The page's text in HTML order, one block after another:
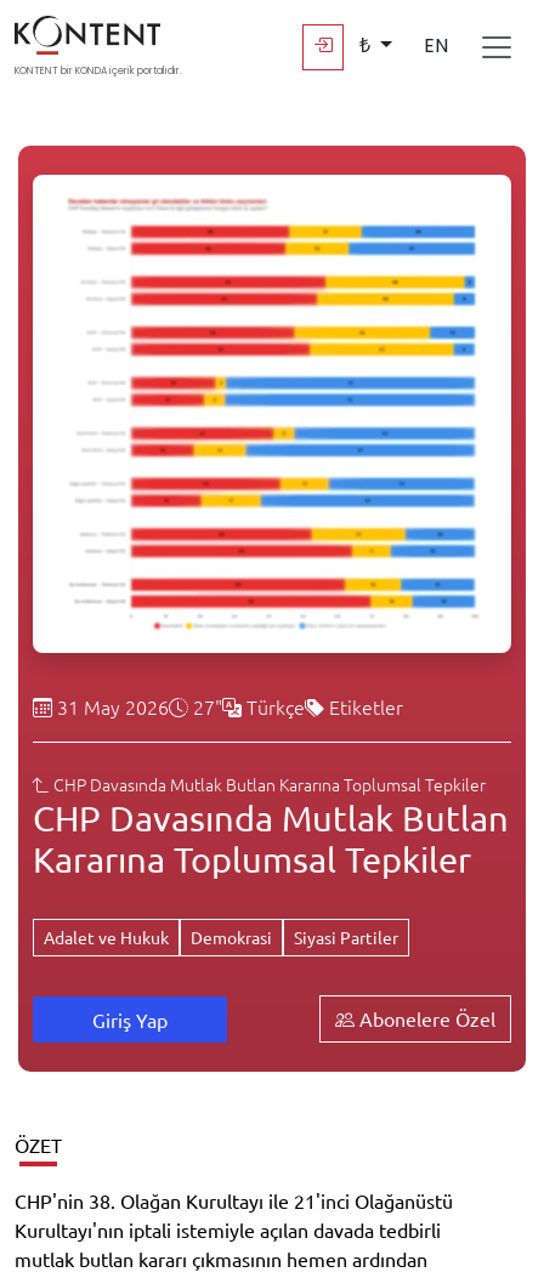
KONTENT bir KONDA içerik portalıdır.
₺ EN
31 May 2026 27" Türkçe Etiketler
CHP Davasında Mutlak Butlan Kararına Toplumsal Tepkiler
CHP Davasında Mutlak Butlan
Kararına Toplumsal Tepkiler
Adalet ve Hukuk Demokrasi Siyasi Partiler
Giriş Yap Abonelere Özel
ÖZET
CHP'nin 38. Olağan Kurultayı ile 21'inci Olağanüstü
Kurultayı'nın iptali istemiyle açılan davada tedbirli
mutlak butlan kararı çıkmasının hemen ardından